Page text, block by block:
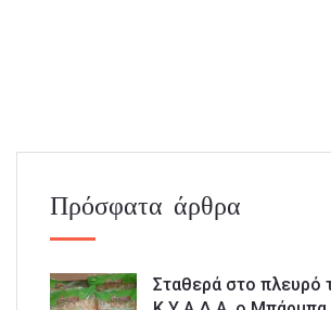
Πρόσφατα άρθρα
Σταθερά στο πλευρό